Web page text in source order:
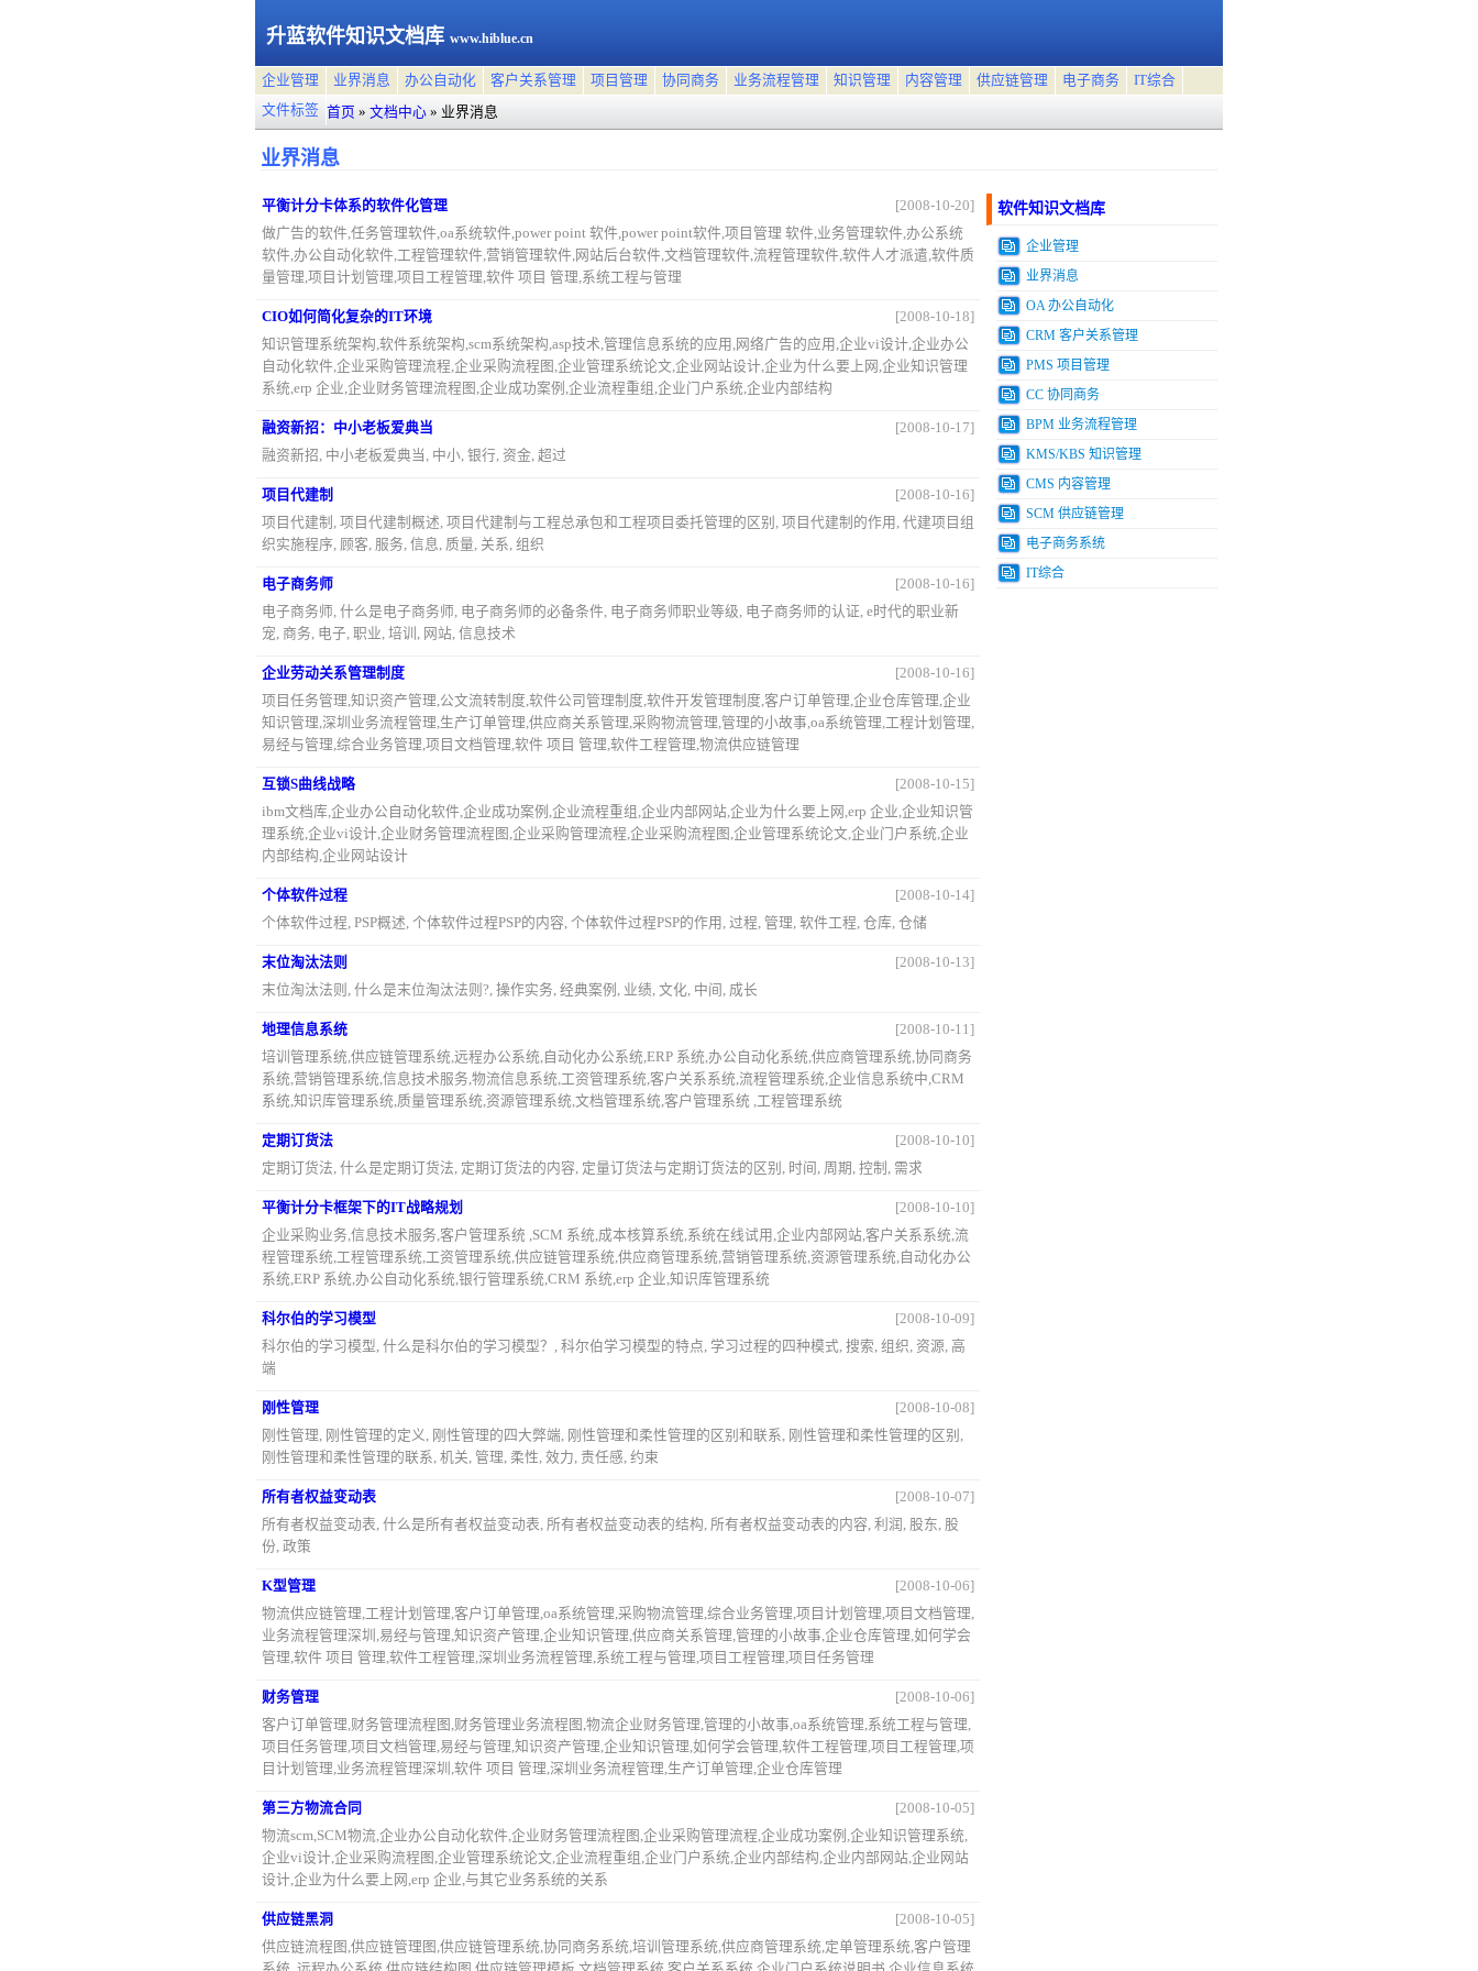
升蓝软件知识文档库 www.hiblue.cn
企业管理 业界消息 办公自动化 客户关系管理 项目管理 协同商务 业务流程管理 知识管理 内容管理 供应链管理 电子商务
IT综合
文件标签 首页 » 文档中心 » 业界消息
业界消息
平衡计分卡体系的软件化管理
[2008-10-20]
做广告的软件,任务管理软件,oa系统软件,power point 软件,power point软件,项目管理 软件,业务管理软件,办公系统
软件,办公自动化软件,工程管理软件,营销管理软件,网站后台软件,文档管理软件,流程管理软件,软件人才派遣,软件质
量管理,项目计划管理,项目工程管理,软件 项目 管理,系统工程与管理
CIO如何简化复杂的IT环境
[2008-10-18]
知识管理系统架构,软件系统架构,scm系统架构,asp技术,管理信息系统的应用,网络广告的应用,企业vi设计,企业办公
自动化软件,企业采购管理流程,企业采购流程图,企业管理系统论文,企业网站设计,企业为什么要上网,企业知识管理
系统,erp 企业,企业财务管理流程图,企业成功案例,企业流程重组,企业门户系统,企业内部结构
融资新招：中小老板爱典当
[2008-10-17]
融资新招, 中小老板爱典当, 中小, 银行, 资金, 超过
项目代建制
[2008-10-16]
项目代建制, 项目代建制概述, 项目代建制与工程总承包和工程项目委托管理的区别, 项目代建制的作用, 代建项目组
织实施程序, 顾客, 服务, 信息, 质量, 关系, 组织
电子商务师
[2008-10-16]
电子商务师, 什么是电子商务师, 电子商务师的必备条件, 电子商务师职业等级, 电子商务师的认证, e时代的职业新
宠, 商务, 电子, 职业, 培训, 网站, 信息技术
企业劳动关系管理制度
[2008-10-16]
项目任务管理,知识资产管理,公文流转制度,软件公司管理制度,软件开发管理制度,客户订单管理,企业仓库管理,企业
知识管理,深圳业务流程管理,生产订单管理,供应商关系管理,采购物流管理,管理的小故事,oa系统管理,工程计划管理,
易经与管理,综合业务管理,项目文档管理,软件 项目 管理,软件工程管理,物流供应链管理
互锁S曲线战略
[2008-10-15]
ibm文档库,企业办公自动化软件,企业成功案例,企业流程重组,企业内部网站,企业为什么要上网,erp 企业,企业知识管
理系统,企业vi设计,企业财务管理流程图,企业采购管理流程,企业采购流程图,企业管理系统论文,企业门户系统,企业
内部结构,企业网站设计
个体软件过程
[2008-10-14]
个体软件过程, PSP概述, 个体软件过程PSP的内容, 个体软件过程PSP的作用, 过程, 管理, 软件工程, 仓库, 仓储
末位淘汰法则
[2008-10-13]
末位淘汰法则, 什么是末位淘汰法则?, 操作实务, 经典案例, 业绩, 文化, 中间, 成长
地理信息系统
[2008-10-11]
培训管理系统,供应链管理系统,远程办公系统,自动化办公系统,ERP 系统,办公自动化系统,供应商管理系统,协同商务
系统,营销管理系统,信息技术服务,物流信息系统,工资管理系统,客户关系系统,流程管理系统,企业信息系统中,CRM
系统,知识库管理系统,质量管理系统,资源管理系统,文档管理系统,客户管理系统 ,工程管理系统
定期订货法
[2008-10-10]
定期订货法, 什么是定期订货法, 定期订货法的内容, 定量订货法与定期订货法的区别, 时间, 周期, 控制, 需求
平衡计分卡框架下的IT战略规划
[2008-10-10]
企业采购业务,信息技术服务,客户管理系统 ,SCM 系统,成本核算系统,系统在线试用,企业内部网站,客户关系系统,流
程管理系统,工程管理系统,工资管理系统,供应链管理系统,供应商管理系统,营销管理系统,资源管理系统,自动化办公
系统,ERP 系统,办公自动化系统,银行管理系统,CRM 系统,erp 企业,知识库管理系统
科尔伯的学习模型
[2008-10-09]
科尔伯的学习模型, 什么是科尔伯的学习模型？, 科尔伯学习模型的特点, 学习过程的四种模式, 搜索, 组织, 资源, 高
端
刚性管理
[2008-10-08]
刚性管理, 刚性管理的定义, 刚性管理的四大弊端, 刚性管理和柔性管理的区别和联系, 刚性管理和柔性管理的区别,
刚性管理和柔性管理的联系, 机关, 管理, 柔性, 效力, 责任感, 约束
所有者权益变动表
[2008-10-07]
所有者权益变动表, 什么是所有者权益变动表, 所有者权益变动表的结构, 所有者权益变动表的内容, 利润, 股东, 股
份, 政策
K型管理
[2008-10-06]
物流供应链管理,工程计划管理,客户订单管理,oa系统管理,采购物流管理,综合业务管理,项目计划管理,项目文档管理,
业务流程管理深圳,易经与管理,知识资产管理,企业知识管理,供应商关系管理,管理的小故事,企业仓库管理,如何学会
管理,软件 项目 管理,软件工程管理,深圳业务流程管理,系统工程与管理,项目工程管理,项目任务管理
财务管理
[2008-10-06]
客户订单管理,财务管理流程图,财务管理业务流程图,物流企业财务管理,管理的小故事,oa系统管理,系统工程与管理,
项目任务管理,项目文档管理,易经与管理,知识资产管理,企业知识管理,如何学会管理,软件工程管理,项目工程管理,项
目计划管理,业务流程管理深圳,软件 项目 管理,深圳业务流程管理,生产订单管理,企业仓库管理
第三方物流合同
[2008-10-05]
物流scm,SCM物流,企业办公自动化软件,企业财务管理流程图,企业采购管理流程,企业成功案例,企业知识管理系统,
企业vi设计,企业采购流程图,企业管理系统论文,企业流程重组,企业门户系统,企业内部结构,企业内部网站,企业网站
设计,企业为什么要上网,erp 企业,与其它业务系统的关系
供应链黑洞
[2008-10-05]
供应链流程图,供应链管理图,供应链管理系统,协同商务系统,培训管理系统,供应商管理系统,定单管理系统,客户管理
软件知识文档库
企业管理
业界消息
OA 办公自动化
CRM 客户关系管理
PMS 项目管理
CC 协同商务
BPM 业务流程管理
KMS/KBS 知识管理
CMS 内容管理
SCM 供应链管理
电子商务系统
IT综合